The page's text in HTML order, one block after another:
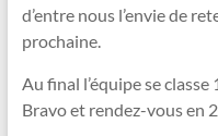
d’entre nous l’envie de
prochaine.
Au final l’équipe se
Bravo et rendez-vous en